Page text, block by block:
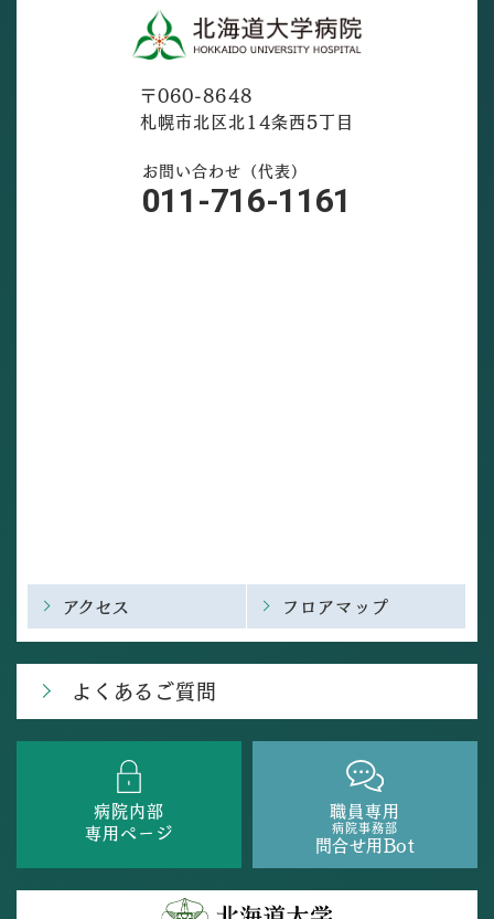
〒060-8648
札幌市北区北14条西5丁目
お問い合わせ（代表）
011-716-1161
アクセス フロアマップ
よくあるご質問
病院内部
専用ページ
職員専用
病院事務部
問合せ用Bot